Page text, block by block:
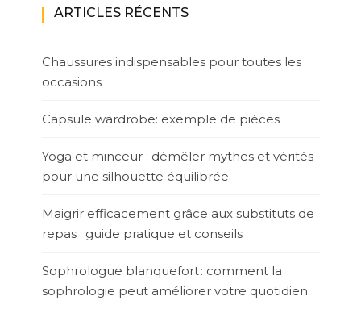
ARTICLES RÉCENTS
Chaussures indispensables pour toutes les
occasions
Capsule wardrobe: exemple de pièces
Yoga et minceur : démêler mythes et vérités
pour une silhouette équilibrée
Maigrir efficacement grâce aux substituts de
repas : guide pratique et conseils
Sophrologue blanquefort : comment la
sophrologie peut améliorer votre quotidien